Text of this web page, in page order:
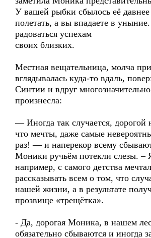
У вашей рыбки сбылось её
полетать, а вы впадаете в
радоваться успехам
своих близких.
Местная вещательница, молча
вглядывалась куда-то вдаль,
Синтии и вдруг многозначительно
произнесла:
— Иногда так случается, дорогой
что мечты, даже самые
раз! — и наперекор всему
Моники ручьём потекли слезы. –
например, с самого детства
рассказывать всем о том, что
нашей жизни, а в результате
прозвище «трещётка».
- Да, дорогая Моника, в нашем
обязательно сбываются и иногда